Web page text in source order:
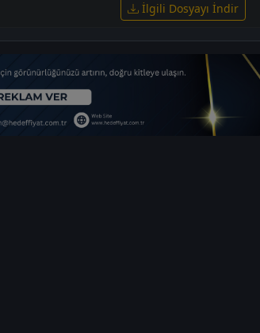
İlgili Dosyayı İndir